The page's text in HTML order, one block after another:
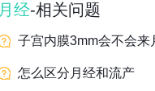
月经-相关问题
子宫内膜3mm会不会来
怎么区分月经和流产